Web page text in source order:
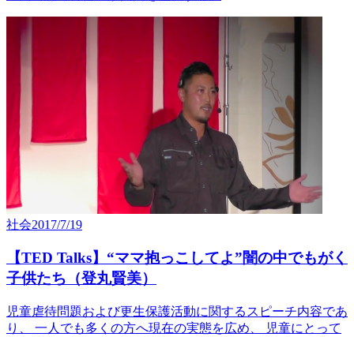
社会2017/7/19
【TED Talks】“ママ抱っこしてよ”闇の中でもがく
子供たち（登丸賢美）
児童虐待問題および更生保護活動に関するスピーチ内容であ
り、 一人でも多くの方へ現在の実態を広め、 児童にとって